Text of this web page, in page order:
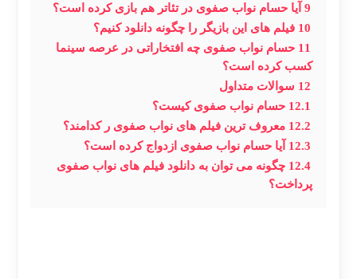
9 آیا حسام نواب صفوی در تئاتر هم بازی کرده است؟
10 فیلم های این بازیگر را چگونه دانلود کنیم؟
11 حسام نواب صفوی چه افتخاراتی در عرصه سینما
کسب کرده است؟
12 سوالات متداول
12.1 حسام نواب صفوی کیست؟
12.2 معروف ترین فیلم های نواب صفوی ر کدامند؟
12.3 آیا حسام نواب صفوی ازدواج کرده است؟
12.4 چگونه می توان به دانلود فیلم های نواب صفوی
پرداخت؟